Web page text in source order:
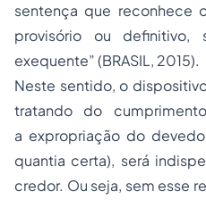
sentença que reconhece
provisório ou
exequente” (BRASIL, 2015).
Neste sentido, o
tratando do
a expropriação do
quantia certa), será
credor. Ou seja, sem esse